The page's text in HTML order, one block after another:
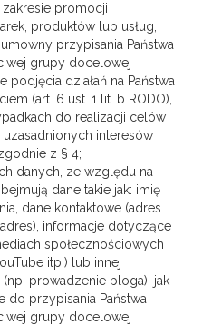
promocji
produktów lub usług,
przypisania Państwa
grupy docelowej
podjęcia działań na Państwa
(art. 6 ust. 1 lit. b RODO),
do realizacji celów
interesów
z § 4;
danych, ze względu na
dane takie jak: imię
dane kontaktowe (adres
informacje dotyczące
społecznościowych
itp.) lub innej
prowadzenie bloga), jak
do przypisania Państwa
grupy docelowej